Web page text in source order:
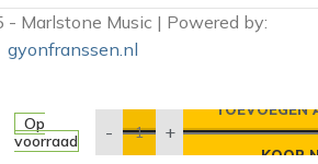
Marlstone Music | Powered by:
gyonfranssen.nl
Op
voorraad
- +
TOEVOEGEN
KOOP